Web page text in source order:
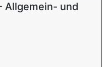
Allgemein- und